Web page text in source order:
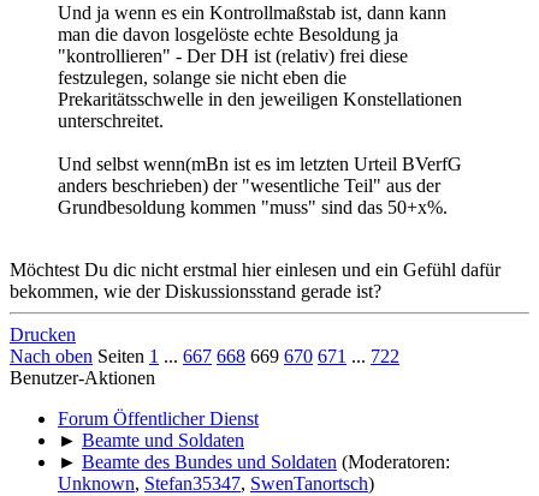
Und ja wenn es ein Kontrollmaßstab ist, dann kann
man die davon losgelöste echte Besoldung ja
"kontrollieren" - Der DH ist (relativ) frei diese
festzulegen, solange sie nicht eben die
Prekaritätsschwelle in den jeweiligen Konstellationen
unterschreitet.
Und selbst wenn(mBn ist es im letzten Urteil BVerfG
anders beschrieben) der "wesentliche Teil" aus der
Grundbesoldung kommen "muss" sind das 50+x%.
Möchtest Du dic nicht erstmal hier einlesen und ein Gefühl dafür
bekommen, wie der Diskussionsstand gerade ist?
Drucken
Nach oben Seiten 1 ... 667 668 669 670 671 ... 722
Benutzer-Aktionen
Forum Öffentlicher Dienst
► Beamte und Soldaten
► Beamte des Bundes und Soldaten (Moderatoren:
Unknown, Stefan35347, SwenTanortsch)